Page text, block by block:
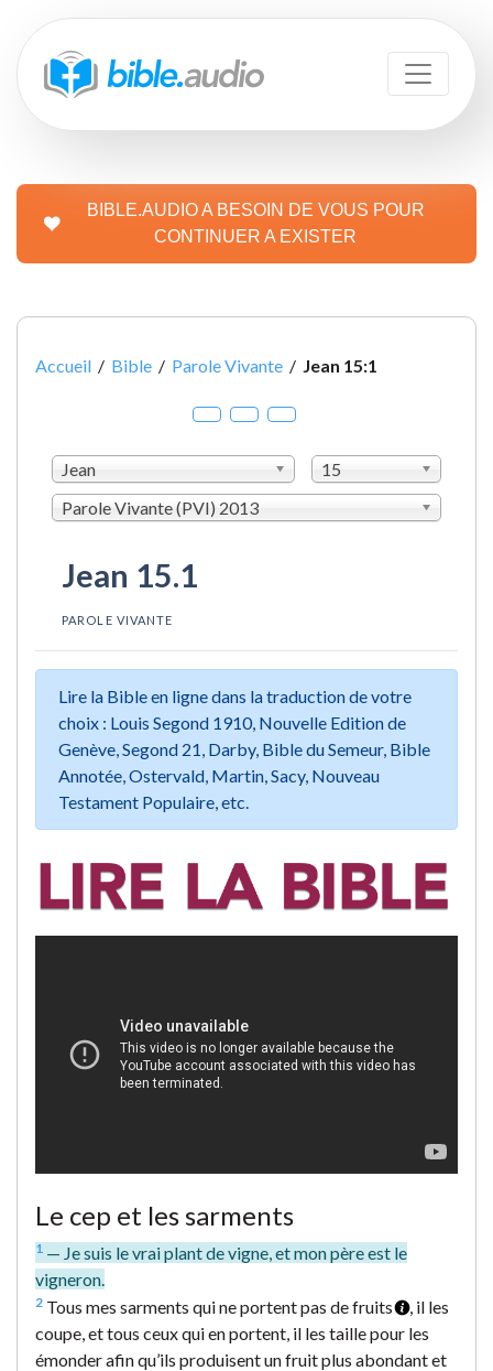
BIBLE.AUDIO A BESOIN DE VOUS POUR
CONTINUER A EXISTER
Accueil / Bible / Parole Vivante / Jean 15:1
Jean
15
Parole Vivante (PVI) 2013
Jean 15.1
PAROLE VIVANTE
Lire la Bible en ligne dans la traduction de votre
choix : Louis Segond 1910, Nouvelle Edition de
Genève, Segond 21, Darby, Bible du Semeur, Bible
Annotée, Ostervald, Martin, Sacy, Nouveau
Testament Populaire, etc.
Le cep et les sarments
1 — Je suis le vrai plant de vigne, et mon père est le
vigneron.
2 Tous mes sarments qui ne portent pas de fruits
, il les
coupe, et tous ceux qui en portent, il les taille pour les
émonder afin qu’ils produisent un fruit plus abondant et